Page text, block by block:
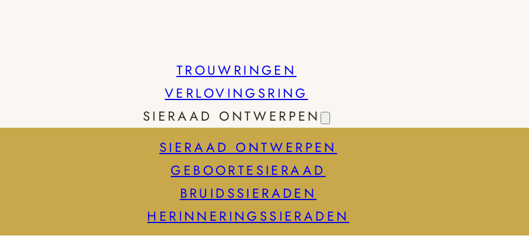
TROUWRINGEN
VERLOVINGSRING
SIERAAD ONTWERPEN
SIERAAD ONTWERPEN
GEBOORTESIERAAD
BRUIDSSIERADEN
HERINNERINGSSIERADEN